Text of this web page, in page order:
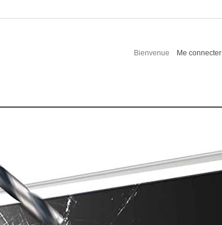
Me connecter
Bienvenue